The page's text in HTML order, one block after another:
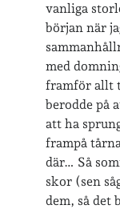
Karinom
MariaomVår
Fredrik DomLäste
AndrewomSöder
Mandalorian,
Vandring mellan
Arkiv
vanliga
början när
med
framför allt
berodde på
att ha
frampå
där… Så
skor (sen
dem, så det